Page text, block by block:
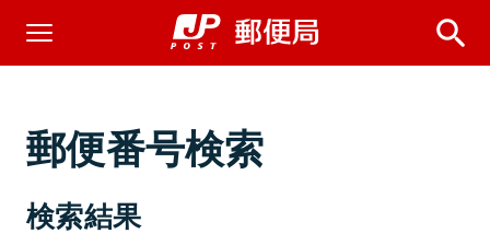
郵便番号検索
検索結果